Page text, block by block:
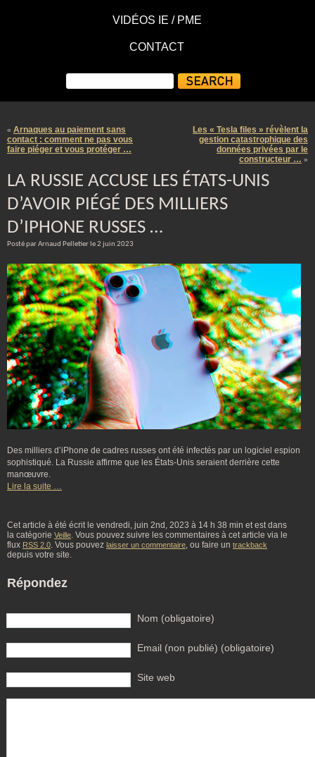
VIDÉOS IE / PME
CONTACT
« Arnaques au paiement sans
contact : comment ne pas vous
faire piéger et vous protéger …
Les « Tesla files » révèlent la
gestion catastrophique des
données privées par le
constructeur … »
LA RUSSIE ACCUSE LES ÉTATS-UNIS
D’AVOIR PIÉGÉ DES MILLIERS
D’IPHONE RUSSES …
Posté par Arnaud Pelletier le 2 juin 2023
Des milliers d’iPhone de cadres russes ont été infectés par un logiciel espion
sophistiqué. La Russie affirme que les États-Unis seraient derrière cette
manœuvre.
Lire la suite …
Cet article à été écrit le vendredi, juin 2nd, 2023 à 14 h 38 min et est dans
la catégorie Veille. Vous pouvez suivre les commentaires à cet article via le
flux RSS 2.0. Vous pouvez laisser un commentaire, ou faire un trackback
depuis votre site.
Répondez
Nom (obligatoire)
Email (non publié) (obligatoire)
Site web